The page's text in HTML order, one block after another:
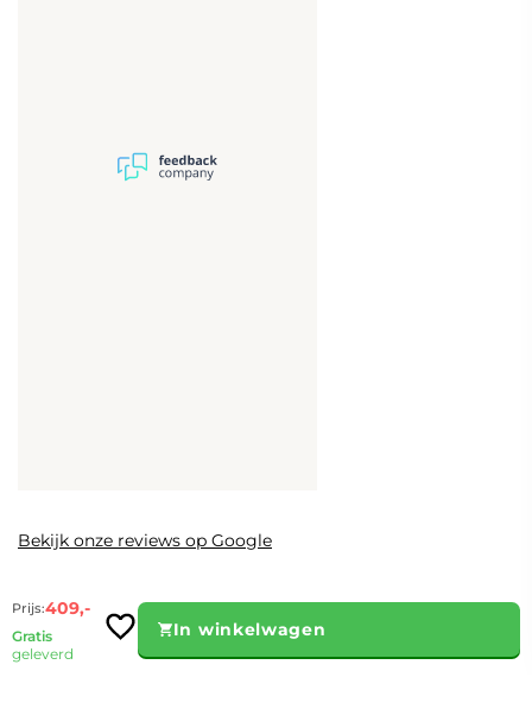
Prijs:409,-
Gratis
geleverd
In winkelwagen
Bekijk onze reviews op Google